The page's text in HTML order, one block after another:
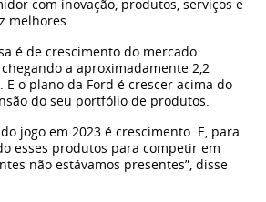
Caminhões
| Jaecoo
Blog
com inovação, produtos, serviços e
melhores.
é de crescimento do mercado
a aproximadamente 2,2
o plano da Ford é crescer acima do
do seu portfólio de produtos.
jogo em 2023 é crescimento. E, para
esses produtos para competir em
não estávamos presentes” , disse